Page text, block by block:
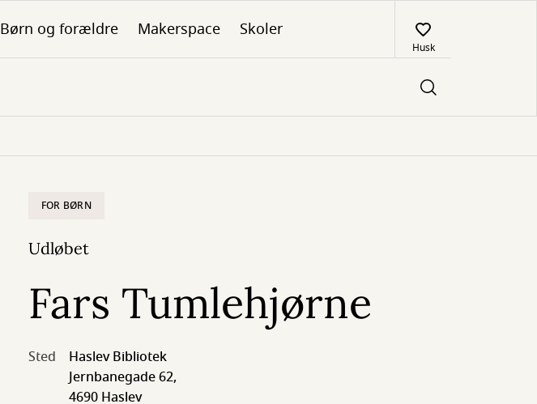
Børn og forældre Makerspace Skoler
Husk
FOR BØRN
Udløbet
Fars Tumlehjørne
Sted
Haslev Bibliotek
Jernbanegade 62,
4690 Haslev